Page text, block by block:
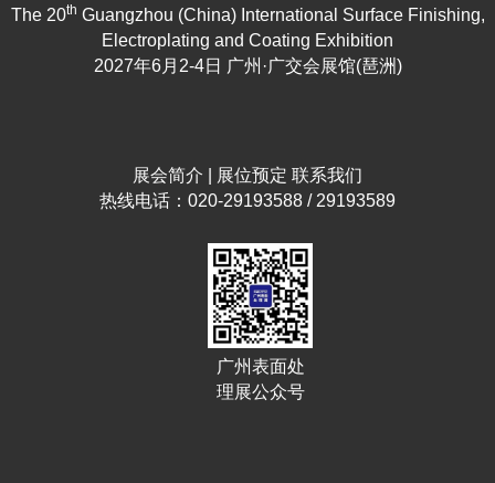
The 20th Guangzhou (China) International Surface Finishing,
Electroplating and Coating Exhibition
2027年6月2-4日 广州·广交会展馆(琶洲)
展会简介 展位预定 联系我们
热线电话：020-29193588 / 29193589
广州表面处
理展公众号